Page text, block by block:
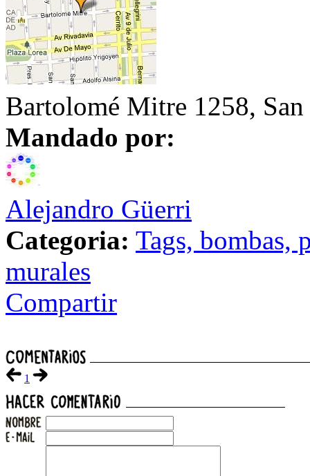
Bartolomé Mitre 1258,
Mandado por:
Alejandro Güerri
Categoria: Tags, bombas,
murales
Compartir
1